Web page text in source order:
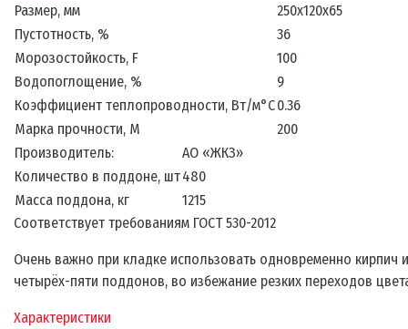
Размер, мм
250х120х65
Пустотность, %
36
Морозостойкость, F
100
Водопоглощение, %
9
Коэффициент теплопроводности, Вт/м°С0.36
Марка прочности, М
200
Производитель:
АО «ЖКЗ»
Количество в поддоне, шт480
Масса поддона, кг
1215
Соответствует требованиям ГОСТ 530-2012
Очень важно при кладке использовать одновременно кирпич
четырёх-пяти поддонов, во избежание резких переходов
Характеристики